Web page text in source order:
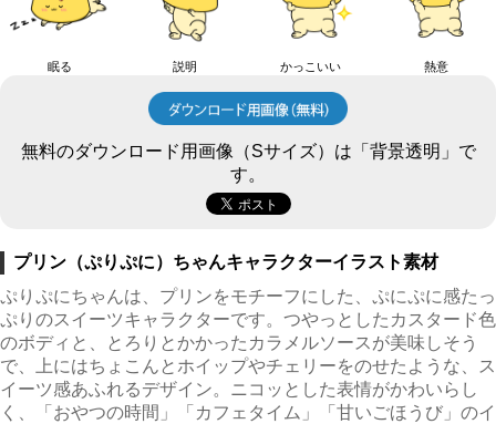
眠る 説明 かっこいい 熱意
無料のダウンロード用画像（Sサイズ）は「背景透明」で
す。
プリン（ぷりぷに）ちゃんキャラクターイラスト素材
ぷりぷにちゃんは、プリンをモチーフにした、ぷにぷに感たっ
ぷりのスイーツキャラクターです。つやっとしたカスタード色
のボディと、とろりとかかったカラメルソースが美味しそう
で、上にはちょこんとホイップやチェリーをのせたような、ス
イーツ感あふれるデザイン。ニコッとした表情がかわいらし
く、「おやつの時間」「カフェタイム」「甘いごほうび」のイ